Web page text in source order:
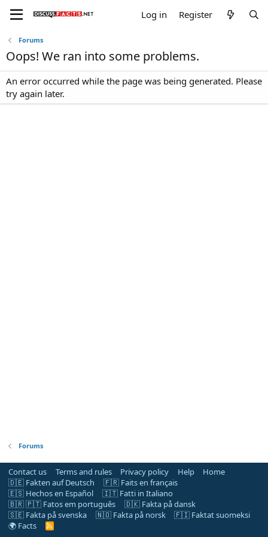
Log in Register
Forums
Oops! We ran into some problems.
An error occurred while the page was being generated. Please
try again later.
Forums
Contact us Terms and rules Privacy policy Help
Home
🇩🇪 Fakten auf Deutsch
🇫🇷 Faits en français
🇪🇸 Hechos en Español
🇮🇹 Fatti in Italiano
🇧🇷 🇵🇹 Fatos em português
🇩🇰 Fakta på dansk
🇸🇪 Fakta på svenska
🇳🇴 Fakta på norsk
🇫🇮 Faktat suomeksi
🌍 Facts
R